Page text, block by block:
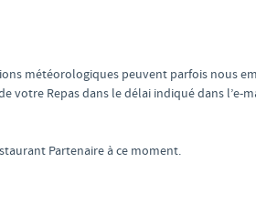
météorologiques peuvent parfois nous
votre Repas dans le délai indiqué dans l’e-
Partenaire à ce moment.